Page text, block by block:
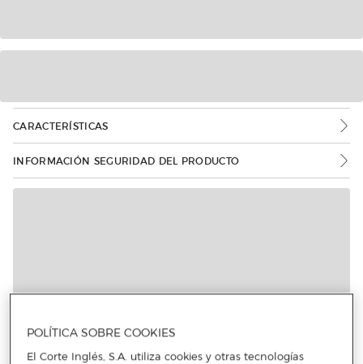
CARACTERÍSTICAS
INFORMACIÓN SEGURIDAD DEL PRODUCTO
Más info
POLÍTICA SOBRE COOKIES
El Corte Inglés, S.A. utiliza cookies y otras tecnologías